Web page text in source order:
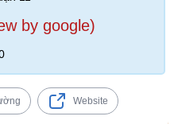
by google)
Website